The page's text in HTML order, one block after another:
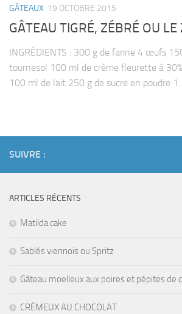
GÂTEAUX 19 OCTOBRE 2015
GÂTEAU TIGRÉ, ZÉBRÉ OU LE
INGRÉDIENTS : 300 g de farine 4 œufs
tournesol 100 ml de crème fleurette à
100 ml de lait 250 g de sucre en poudre
SUIVRE :
ARTICLES RÉCENTS
Matilda cake
Sablés viennois ou Spritz
Gâteau moelleux aux poires et pépites de
CRÉMEUX AU CHOCOLAT